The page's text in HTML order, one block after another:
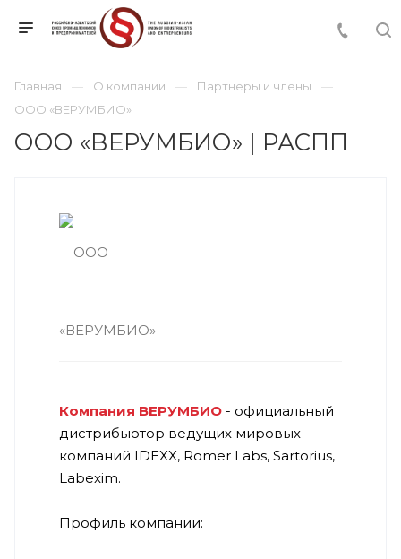
Главная О компании
Партнеры и члены
ООО «ВЕРУМБИО»
ООО «ВЕРУМБИО» | РАСПП
Компания ВЕРУМБИО - официальный
дистрибьютор ведущих мировых
компаний IDEXX, Romer Labs, Sartorius,
Labexim.
Профиль компании: